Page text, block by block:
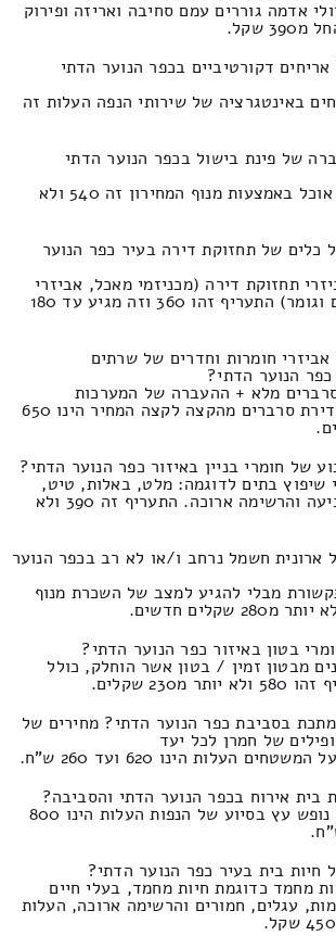
אדמה גוררים עמם סחיבה ואריזה ופירוק
שקל.
דקורטיביים בכפר הנוער הדתי
באינטגרציה של שירותי הנפה העלות זה
של פינת בישול בכפר הנוער הדתי
בחירת העברת פינת אוכל באמצעות מנוף המחירון זה 540 ולא
כלים של תחזוקת דירה בעיר כפר הנוער
תחזוקת דירה (מכניזמי מאכל, אביזרי
הכנת מזון שנדלירים וגומר) התעריף זהו 360 וזה מגיע עד 180
חומרות וחדרים של שרתים
כפר הנוער הדתי?
מלא + ההעברה של המערכות
הממוחשבות הובלת דירת סרברים מהקצה לקצה המחיר הינו 650
של חומרי בניין באיזור כפר הנוער הדתי?
שיפוץ בתים לדוגמה: מלט, באלות, טיט,
פחים עם גוונים לצביעה והרשימה ארוכה. התעריף זה 390 ולא
ארונית חשמל נרחב ו/או לא רב בכפר הנוער
מבלי להגיע למצב של השכרת מנוף
בטון באיזור כפר הנוער הדתי?
מבטון זמין / בטון אשר הוחלק, כולל
שקלים.
בסביבת כפר הנוער הדתי? מחירים של
של חמרן לכל יעד
העלות הינו 620 ועד 260 ש"ח.
אירוח בכפר הנוער הדתי והסביבה?
מחיר שינוע של בית נופש עץ בסיוע של הנפות העלות הינו 800
בית בעיר כפר הנוער הדתי?
מחמד כדוגמת חיות מחמד, בעלי חיים
עגלים, חמורים והרשימה ארוכה, העלות